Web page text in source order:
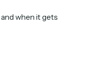
when it gets